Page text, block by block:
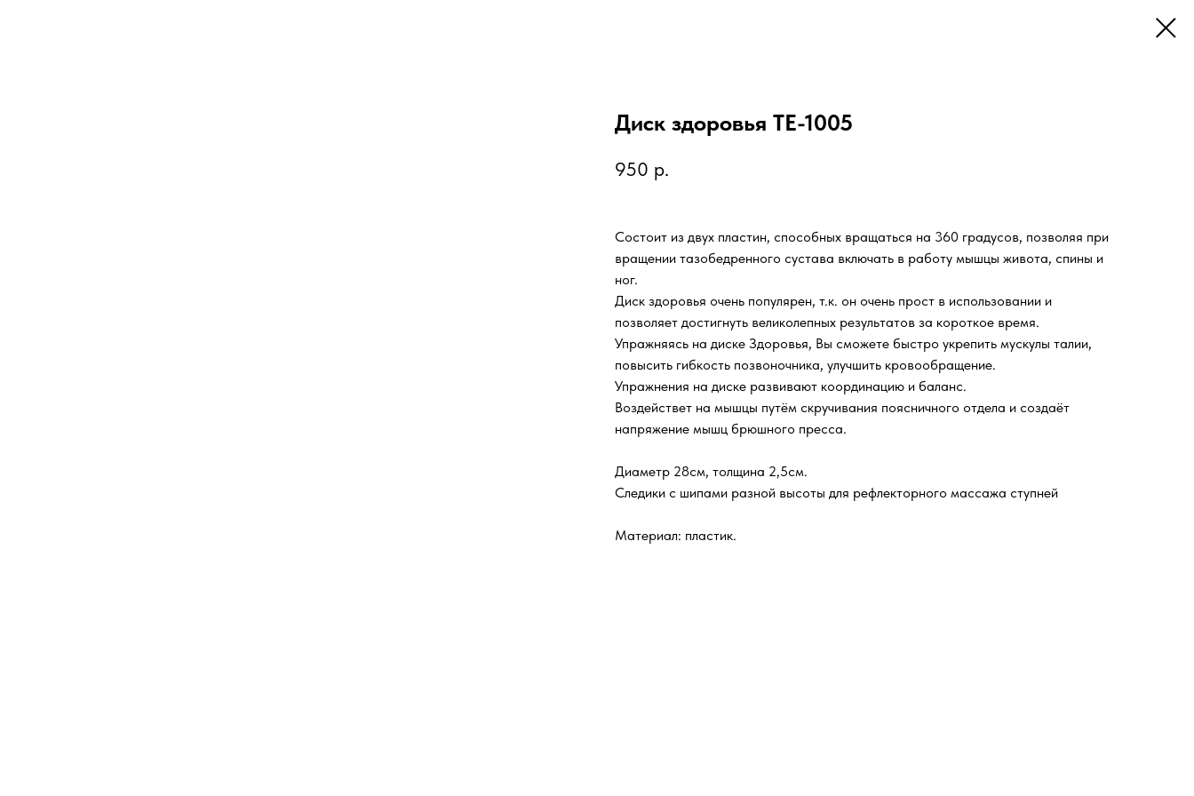
Диск здоровья TE-1005
950 р.
Состоит из двух пластин, способных вращаться на 360 градусов, позволяя при
вращении тазобедренного сустава включать в работу мышцы живота, спины и
ног.
Диск здоровья очень популярен, т.к. он очень прост в использовании и
позволяет достигнуть великолепных результатов за короткое время.
Упражняясь на диске Здоровья, Вы сможете быстро укрепить мускулы талии,
повысить гибкость позвоночника, улучшить кровообращение.
Упражнения на диске развивают координацию и баланс.
Воздействет на мышцы путём скручивания поясничного отдела и создаёт
напряжение мышц брюшного пресса.
Диаметр 28см, толщина 2,5см.
Следики с шипами разной высоты для рефлекторного массажа ступней
Материал: пластик.